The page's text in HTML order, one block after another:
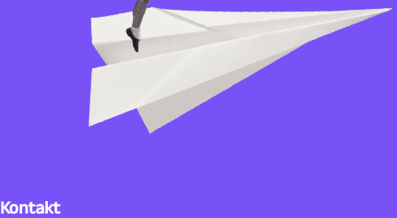
Kontakt